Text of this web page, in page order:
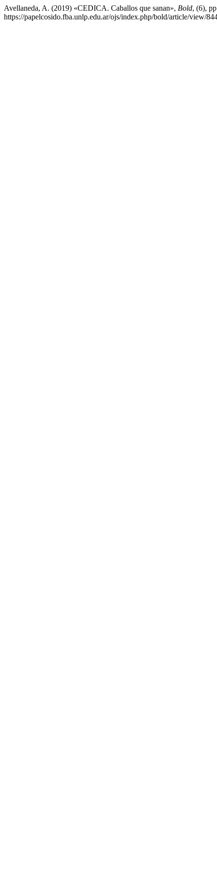
Avellaneda, A. (2019) «CEDICA. Caballos que sanan», Bold, (6),
https://papelcosido.fba.unlp.edu.ar/ojs/index.php/bold/article/view/